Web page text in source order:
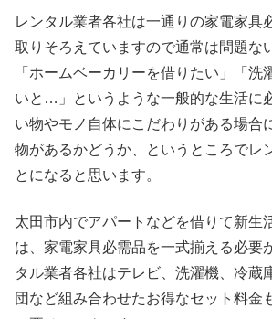
レンタル業者各社は一通りの家電家具
取りそろえていますので通常は問題な
「ホームベーカリーを借りたい」「洗
いと…」というような一般的な生活に
い物やモノ自体にこだわりがある場合
物があるかどうか、というところでレ
とになると思います。
太田市内でアパートなどを借りて新生
は、家電家具必需品を一式揃える必要
タル業者各社はテレビ、洗濯機、冷蔵
団など組み合わせたお得なセット料金